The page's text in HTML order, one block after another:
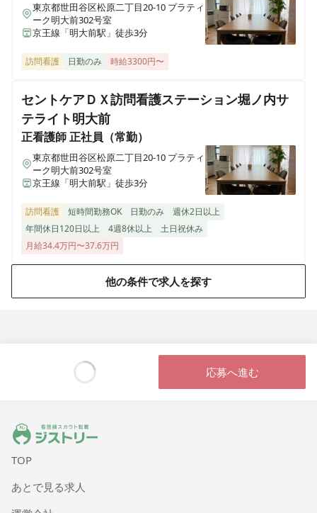
東京都世田谷区松原二丁目20-10 プラティ
ーク明大前302号室
京王線「明大前駅」徒歩3分
訪問看護 日勤のみ 時給3300円〜
セントケアＤＸ訪問看護ステーション堀ノ内サ
テライト明大前
正看護師正社員（常勤）
東京都世田谷区松原二丁目20-10 プラティ
ーク明大前302号室
京王線「明大前駅」徒歩3分
訪問看護 短時間勤務OK 日勤のみ
週休2日以上
年間休日120日以上
4週8休以上
土日祝休み
月給34.4万円〜37.6万円
他の条件で求人を探す
応募へ進む
ジストリー 看護師の転職マッチング
TOP
あとで見る求人